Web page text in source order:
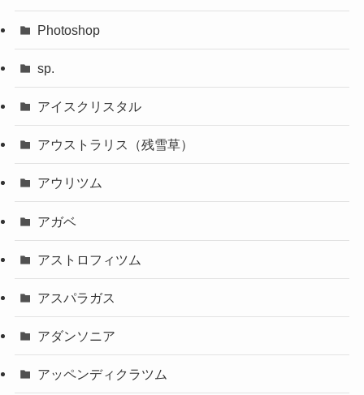
Photoshop
sp.
アイスクリスタル
アウストラリス（残雪草）
アウリツム
アガベ
アストロフィツム
アスパラガス
アダンソニア
アッペンディクラツム